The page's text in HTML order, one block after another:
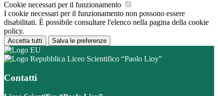
Cookie necessari per il funzionamento
I cookie necessari per il funzionamento non possono essere
disabilitati. È possibile consultare l'elenco nella pagina della cookie
policy.
Accetta tutti Salva le preferenze
Liceo Scientifico “Paolo Lioy”
Contatti